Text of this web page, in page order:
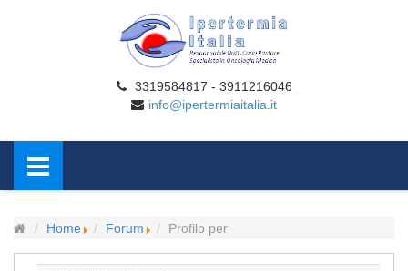
3319584817 - 3911216046
info@ipertermiaitalia.it
Home Forum Profilo per